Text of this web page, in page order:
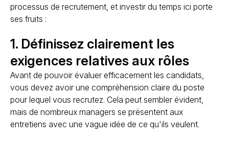
processus de recrutement, et investir du temps ici porte
ses fruits :
1. Définissez clairement les
exigences relatives aux rôles
Avant de pouvoir évaluer efficacement les candidats,
vous devez avoir une compréhension claire du poste
pour lequel vous recrutez. Cela peut sembler évident,
mais de nombreux managers se présentent aux
entretiens avec une vague idée de ce qu'ils veulent.